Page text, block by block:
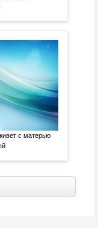
с матерью